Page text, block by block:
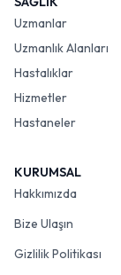
Uzmanlar
Uzmanlık Alanları
Hastalıklar
Hizmetler
Hastaneler
KURUMSAL
Hakkımızda
Bize Ulaşın
Gizlilik Politikası